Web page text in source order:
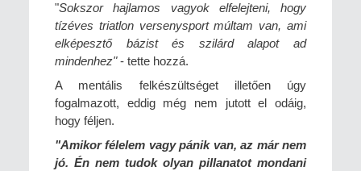
"Sokszor hajlamos vagyok elfelejteni, hogy
tízéves triatlon versenysport múltam van, ami
elképesztő bázist és szilárd alapot ad
mindenhez"- tette hozzá.
A mentális felkészültséget illetően úgy
fogalmazott, eddig még nem jutott el odáig,
hogy féljen.
"Amikor félelem vagy pánik van, az már nem
jó. Én nem tudok olyan pillanatot mondani